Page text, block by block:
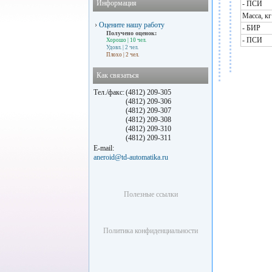
- ПСИ
Масса,
- БИР
- ПСИ
Информация
› Оцените нашу работу
Получено оценок:
Хорошо | 10 чел.
Удовл. | 2 чел.
Плохо | 2 чел.
Как связаться
Тел./факс:(4812) 209-305
(4812) 209-306
(4812) 209-307
(4812) 209-308
(4812) 209-310
(4812) 209-311
E-mail:
aneroid@td-automatika.ru
Полезные ссылки
Политика конфиденциальности